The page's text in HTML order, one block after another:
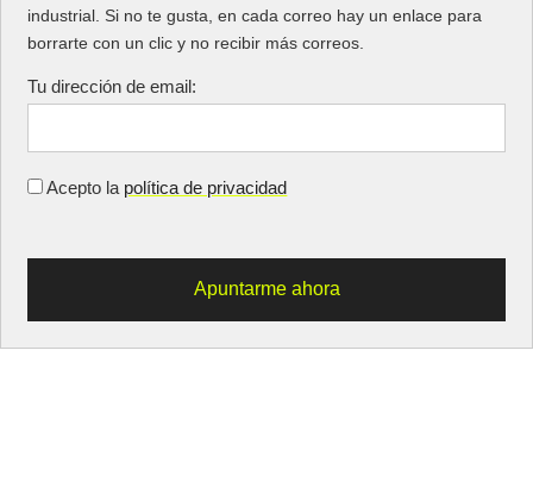
industrial. Si no te gusta, en cada correo hay un enlace para
borrarte con un clic y no recibir más correos.
Tu dirección de email:
Acepto la política de privacidad